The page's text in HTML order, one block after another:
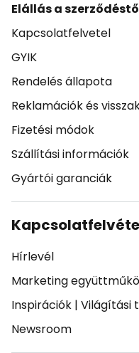
Elállás a
Kapcsolatfelvetel
GYIK
Rendelés állapota
Reklamációk és
Fizetési módok
Szállítási információk
Gyártói garanciák
Hírlevél
Marketing
Inspirációk | Világítási
Newsroom